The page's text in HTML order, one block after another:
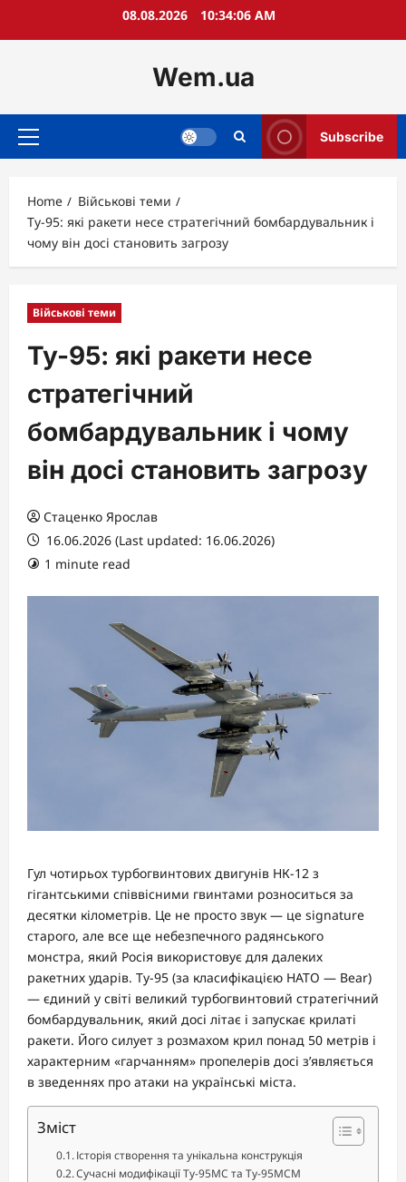
08.08.2026 10:34:07 AM
Wem.ua
Primary
Subscribe
Home
Військові теми
Ту-95: які ракети несе стратегічний бомбардувальник і
чому він досі становить загрозу
Військові теми
Ту-95: які ракети несе
стратегічний
бомбардувальник і чому
він досі становить загрозу
Стаценко Ярослав
16.06.2026 (Last updated: 16.06.2026)
1 minute read
Гул чотирьох турбогвинтових двигунів НК-12 з
гігантськими співвісними гвинтами розноситься за
десятки кілометрів. Це не просто звук — це signature
старого, але все ще небезпечного радянського
монстра, який Росія використовує для далеких
ракетних ударів. Ту-95 (за класифікацією НАТО — Bear)
— єдиний у світі великий турбогвинтовий стратегічний
бомбардувальник, який досі літає і запускає крилаті
ракети. Його силует з розмахом крил понад 50 метрів і
характерним «гарчанням» пропелерів досі з’являється
в зведеннях про атаки на українські міста.
Зміст
Історія створення та унікальна конструкція
Сучасні модифікації Ту-95МС та Ту-95МСМ